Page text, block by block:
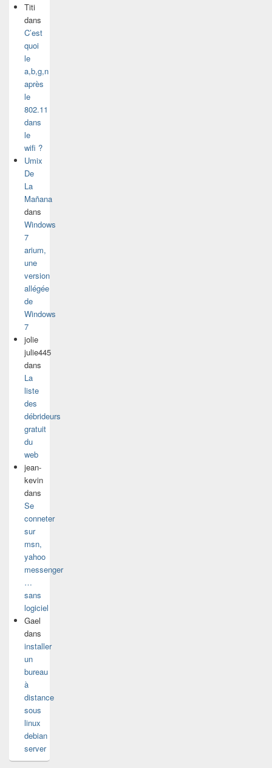
Titi
dans
C’est
quoi
le
a,b,g,n
après
le
802.11
dans
le
wifi ?
Umix
De
La
Mañana
dans
Windows
7
arium,
une
version
allégée
de
Windows
7
jolie
julie445
dans
La
liste
des
débrideurs
gratuit
du
web
jean-
kevin
dans
Se
conneter
sur
msn,
yahoo
messenger
…
sans
logiciel
Gael
dans
installer
un
bureau
à
distance
sous
linux
debian
server